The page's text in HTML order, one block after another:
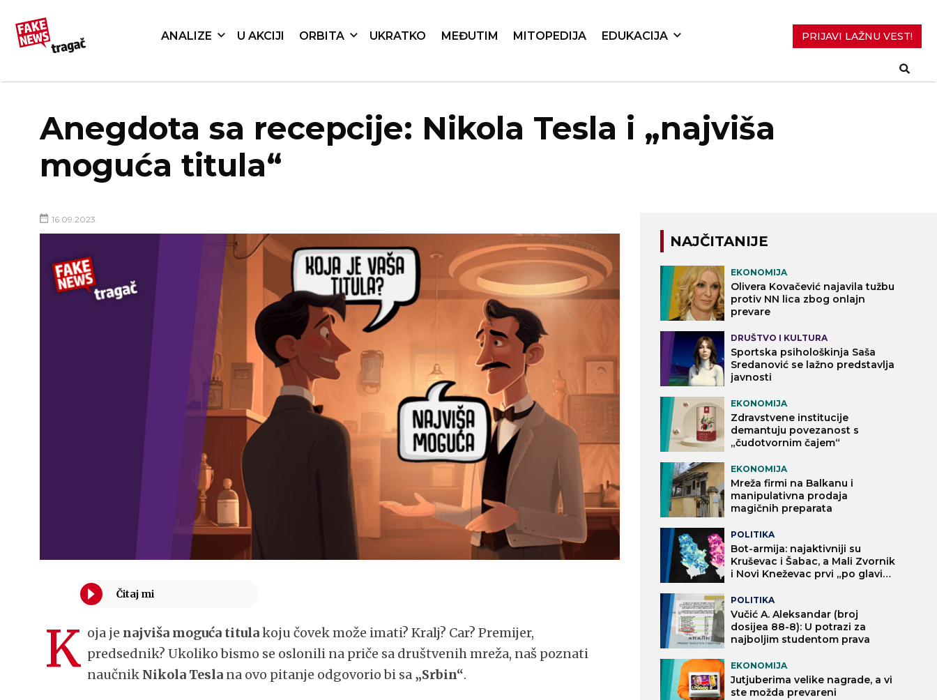
ANALIZE U AKCIJI ORBITA UKRATKO MEĐUTIM MITOPEDIJA EDUKACIJA PRIJAVI LAŽNU VEST!
Anegdota sa recepcije: Nikola Tesla i „najviša
moguća titula“
16.09.2023.
K oja je najviša moguća titulakoju čovek može imati? Kralj? Car? Premijer,
predsednik? Ukoliko bismo se oslonili na priče sa društvenih mreža, naš poznati
naučnik Nikola Tesla na ovo pitanje odgovorio bi sa „Srbin“.
NAJČITANIJE
EKONOMIJA
Olivera Kovačević najavila tužbu
protiv NN lica zbog onlajn
prevare
DRUŠTVO I KULTURA
Sportska psihološkinja Saša
Sredanović se lažno predstavlja
javnosti
EKONOMIJA
Zdravstvene institucije
demantuju povezanost s
„čudotvornim čajem“
EKONOMIJA
Mreža firmi na Balkanu i
manipulativna prodaja
magičnih preparata
POLITIKA
Bot-armija: najaktivniji su
Kruševac i Šabac, a Mali Zvornik
i Novi Kneževac prvi „po glavi
POLITIKA
Vučić A. Aleksandar (broj
dosijea 88-8): U potrazi za
najboljim studentom prava
EKONOMIJA
Jutjuberima velike nagrade, a vi
ste možda prevareni